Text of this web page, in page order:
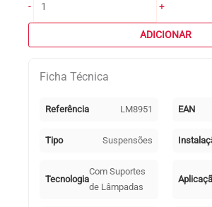
-
NICE
Cobre
+
ADICIONAR
Ficha Técnica
Referência LM8951 EAN
Tipo Suspensões
Tecnologia
Com Suportes
de Lâmpadas